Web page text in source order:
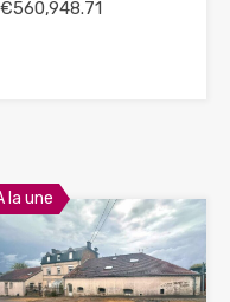
€560,948.71
la une